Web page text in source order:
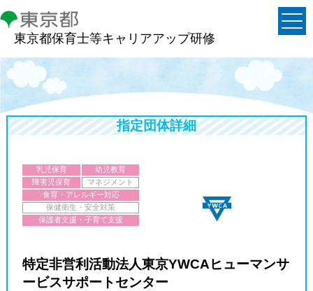
東京都保育士等キャリアアップ研修
指定団体詳細
乳児保育
幼児教育
障害児保育
マネジメント
食育・アレルギー対応
保健衛生・安全対策
保護者支援・子育て支援
特定非営利活動法人東京YWCAヒューマンサ
ービスサポートセンター